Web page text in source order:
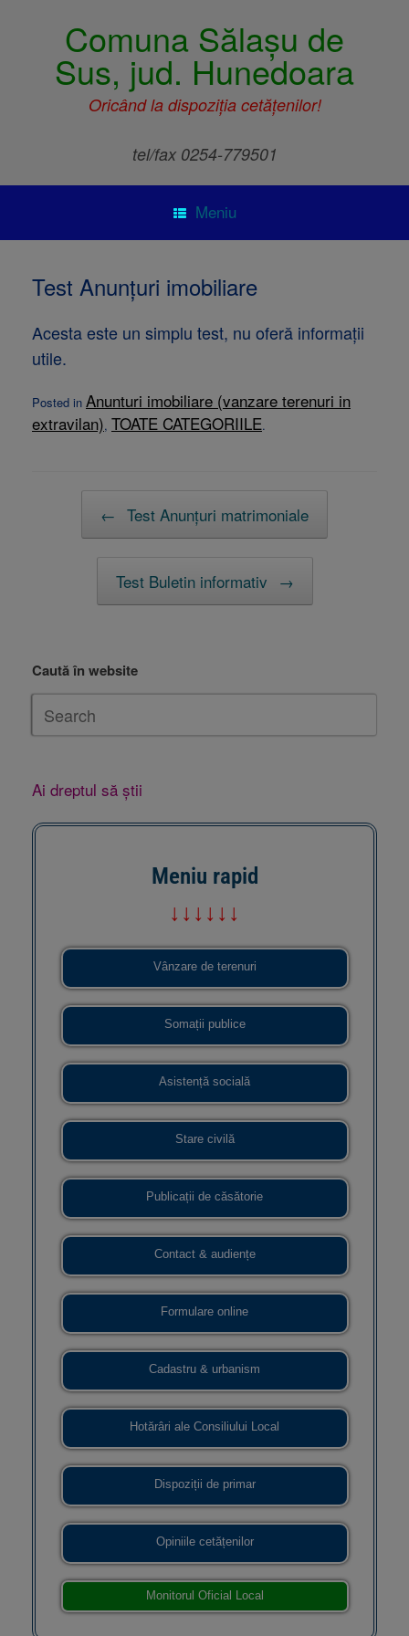
Comuna Sălașu de
Sus, jud. Hunedoara
Oricând la dispoziția cetățenilor!
tel/fax 0254-779501
Meniu
Test Anunțuri imobiliare
Acesta este un simplu test, nu oferă informații
utile.
Posted in Anunturi imobiliare (vanzare terenuri in
extravilan), TOATE CATEGORIILE.
← Test Anunțuri matrimoniale
Test Buletin informativ →
Caută în website
Ai dreptul să știi
Meniu rapid
↓↓↓↓↓↓
Vânzare de terenuri
Somații publice
Asistență socială
Stare civilă
Publicații de căsătorie
Contact & audiențe
Formulare online
Cadastru & urbanism
Hotărâri ale Consiliului Local
Dispoziții de primar
Opiniile cetățenilor
Monitorul Oficial Local